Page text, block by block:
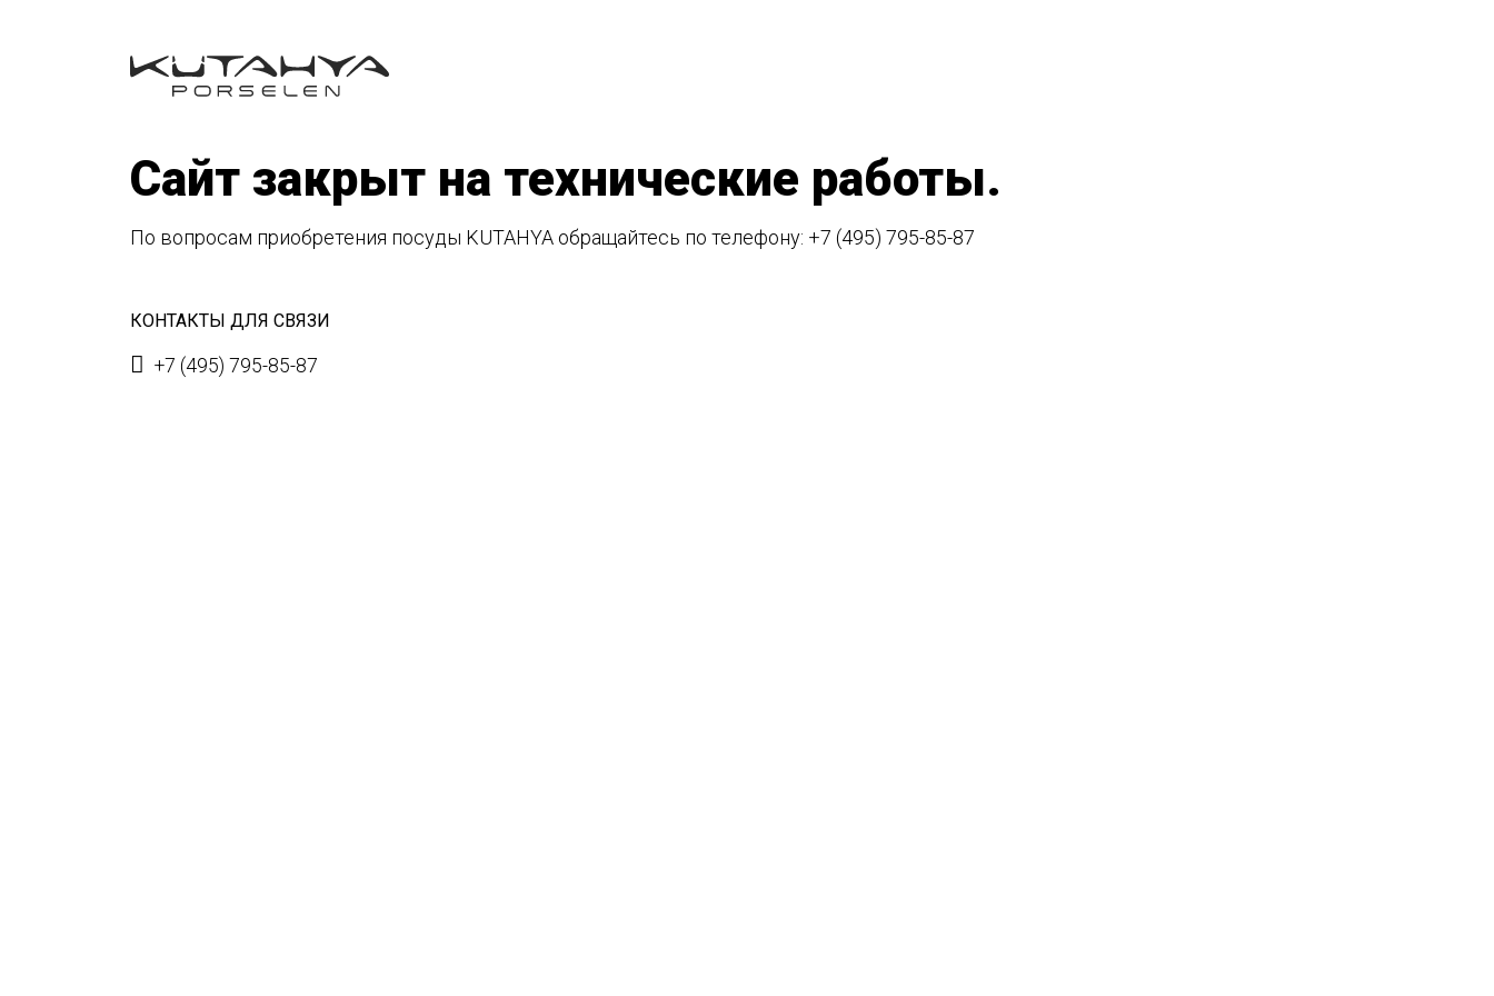
Сайт закрыт на технические работы.
По вопросам приобретения посуды KUTAHYA обращайтесь по телефону: +7 (495) 795-85-87
КОНТАКТЫ ДЛЯ СВЯЗИ
+7 (495) 795-85-87